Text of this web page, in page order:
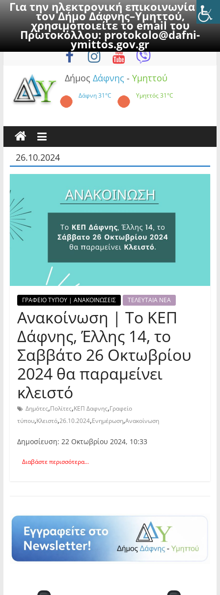
Για την ηλεκτρονική επικοινωνία με
τον Δήμο Δάφνης–Υμηττού,
χρησιμοποιείτε το email του
Πρωτοκόλλου:protokolo@dafni-
ymittos.gov.gr
to
Κυριακή, 9 Αυγούστου 2026
Δήμος Δάφνης - Υμηττού
Δάφνη31°C Υμηττός31°C
26.10.2024
ΓΡΑΦΕΙΟ ΤΥΠΟΥ | ΑΝΑΚΟΙΝΩΣΕΙΣ ΤΕΛΕΥΤΑΙΑ ΝΕΑ
Ανακοίνωση | Το ΚΕΠ
Δάφνης, Έλλης 14, το
Σαββάτο 26 Οκτωβρίου
2024 θα παραμείνει
κλειστό
Δημότες,Πολίτες,ΚΕΠ Δαφνης,Γραφείο
τύπου,Κλειστό,26.10.2024,Ενημέρωση,Ανακοίνωση
Δημοσίευση: 22 Οκτωβρίου 2024, 10:33
Διαβάστε περισσότερα...